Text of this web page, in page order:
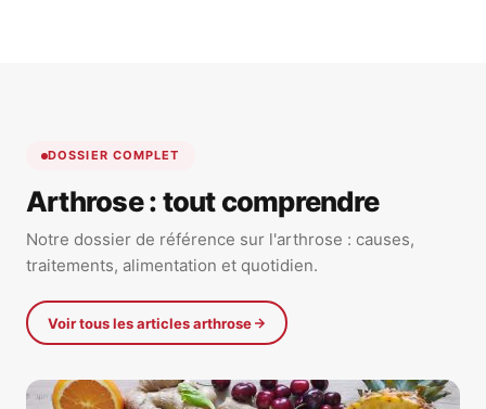
DOSSIER COMPLET
Arthrose : tout comprendre
Notre dossier de référence sur l'arthrose : causes,
traitements, alimentation et quotidien.
Voir tous les articles arthrose